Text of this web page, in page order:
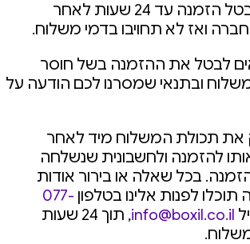
ניתן לשנות/לבטל הזמנה עד 24 שעות לאחר
ואז לא תחויבו בדמי משלוח.
לבטל את ההזמנה בשל חוסר
ובתנאי שמסרנו לכם הודעה על
את תכולת המשלוח מיד לאחר
להזמנה ולחשבונית שנשלחה
בכל שאלה או בירור אודות
לפנות אלינו בטלפון 077-
info@boxil.co.il
, תוך 24 שעות